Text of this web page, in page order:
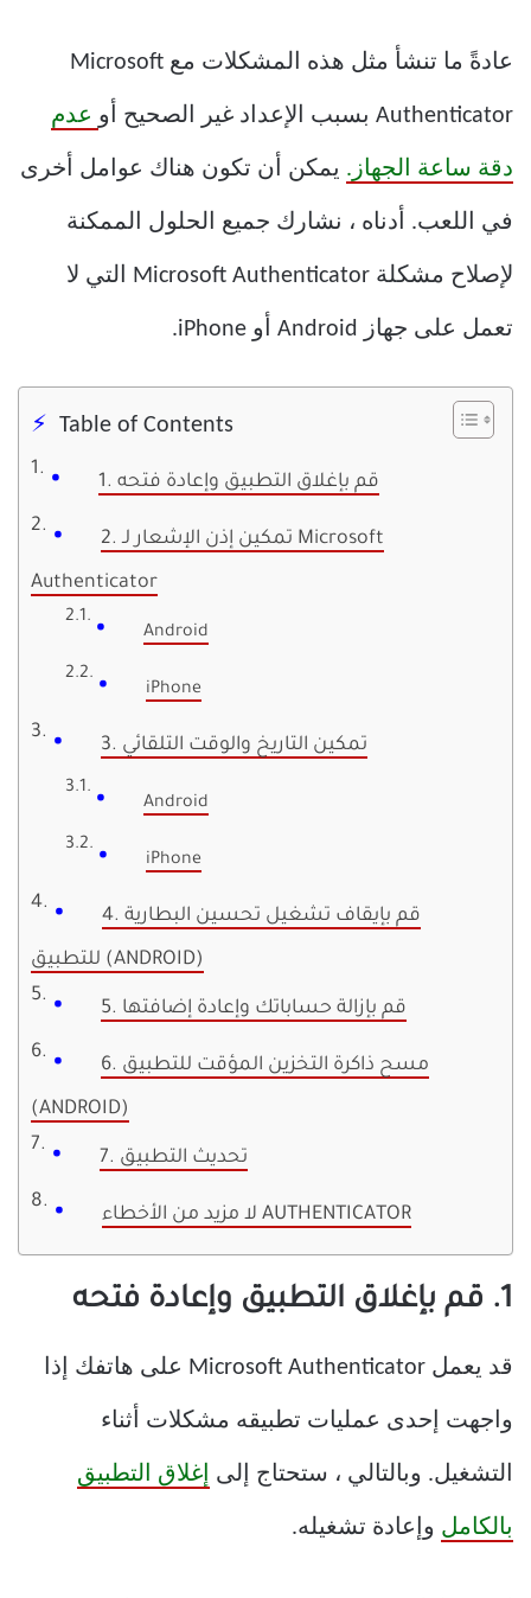
عادةً ما تنشأ مثل هذه المشكلات مع Microsoft
Authenticator بسبب الإعداد غير الصحيح أو عدم
دقة ساعة الجهاز. يمكن أن تكون هناك عوامل أخرى
في اللعب. أدناه ، نشارك جميع الحلول الممكنة
لإصلاح مشكلة Microsoft Authenticator التي لا
تعمل على جهاز Android أو iPhone.
Table of Contents
1. قم بإغلاق التطبيق وإعادة فتحه
2. تمكين إذن الإشعار لـ Microsoft
Authenticator
Android
iPhone
3. تمكين التاريخ والوقت التلقائي
Android
iPhone
4. قم بإيقاف تشغيل تحسين البطارية
للتطبيق (ANDROID)
5. قم بإزالة حساباتك وإعادة إضافتها
6. مسح ذاكرة التخزين المؤقت للتطبيق
(ANDROID)
7. تحديث التطبيق
لا مزيد من الأخطاء AUTHENTICATOR
1. قم بإغلاق التطبيق وإعادة فتحه
قد يعمل Microsoft Authenticator على هاتفك إذا
واجهت إحدى عمليات تطبيقه مشكلات أثناء
التشغيل. وبالتالي ، ستحتاج إلى إغلاق التطبيق
بالكامل وإعادة تشغيله.